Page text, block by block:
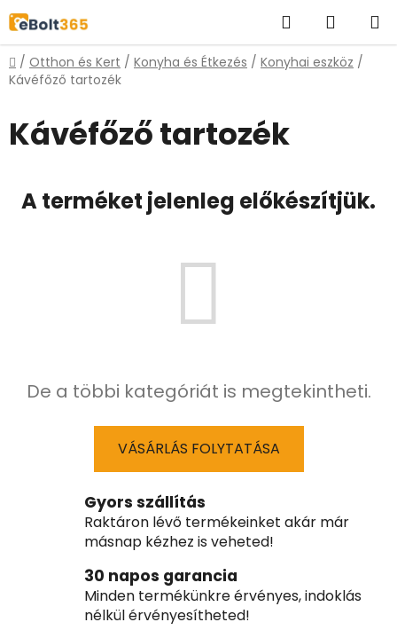
Ugrás
fő
tartalomhoz
KeresésKOSÁR
Kezdőlap
/ Otthon és Kert / Konyha és Étkezés / Konyhai eszköz /
Kávéfőző tartozék
Kávéfőző tartozék
A terméket jelenleg előkészítjük.
De a többi kategóriát is megtekintheti.
VÁSÁRLÁS FOLYTATÁSA
Gyors szállítás
Raktáron lévő termékeinket akár már
másnap kézhez is veheted!
30 napos garancia
Minden termékünkre érvényes, indoklás
nélkül érvényesítheted!